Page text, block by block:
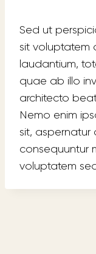
Sed ut
sit voluptatem
laudantium,
quae ab illo
architecto
Nemo enim
sit,
consequuntur
voluptatem